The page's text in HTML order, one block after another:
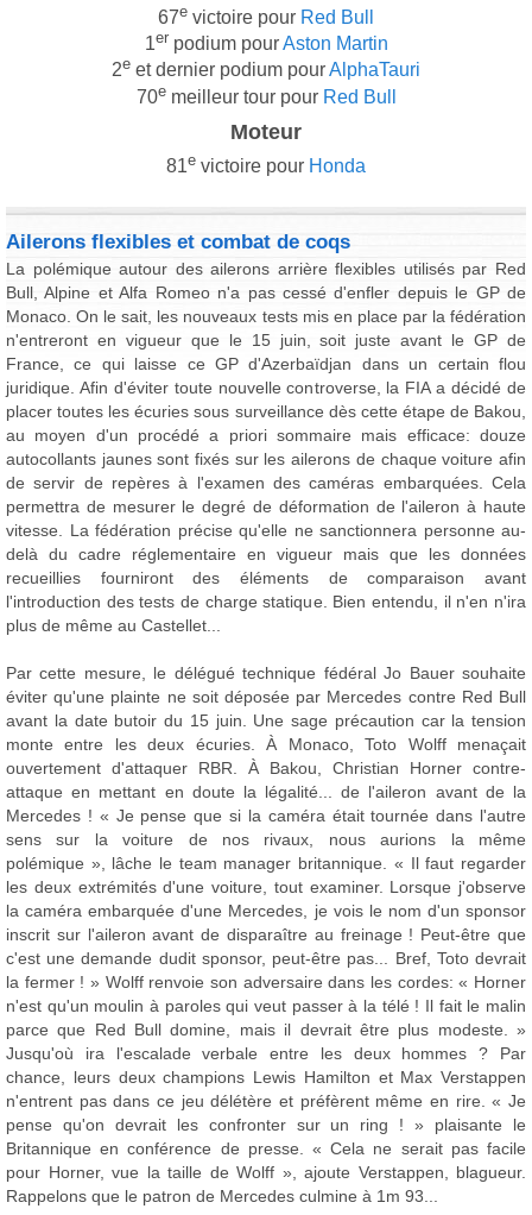
67e victoire pour Red Bull
1er podium pourAston Martin
2e et dernier podium pourAlphaTauri
70emeilleur tour pour Red Bull
Moteur
81e victoire pour Honda
Ailerons flexibles et combat de coqs
La polémique autour des ailerons arrière flexibles utilisés par Red
Bull, Alpine et Alfa Romeo n'a pas cessé d'enfler depuis le GP de
Monaco. On le sait, les nouveaux tests mis en place par la fédération
n'entreront en vigueur que le 15 juin, soit juste avant le GP de
France, ce qui laisse ce GP d'Azerbaïdjan dans un certain flou
juridique. Afin d'éviter toute nouvelle controverse, la FIA a décidé de
placer toutes les écuries sous surveillance dès cette étape de Bakou,
au moyen d'un procédé a priori sommaire mais efficace: douze
autocollants jaunes sont fixés sur les ailerons de chaque voiture afin
de servir de repères à l'examen des caméras embarquées. Cela
permettra de mesurer le degré de déformation de l'aileron à haute
vitesse. La fédération précise qu'elle ne sanctionnera personne au-
delà du cadre réglementaire en vigueur mais que les données
recueillies fourniront des éléments de comparaison avant
l'introduction des tests de charge statique. Bien entendu, il n'en n'ira
plus de même au Castellet...
Par cette mesure, le délégué technique fédéral Jo Bauer souhaite
éviter qu'une plainte ne soit déposée par Mercedes contre Red Bull
avant la date butoir du 15 juin. Une sage précaution car la tension
monte entre les deux écuries. À Monaco, Toto Wolff menaçait
ouvertement d'attaquer RBR. À Bakou, Christian Horner contre-
attaque en mettant en doute la légalité... de l'aileron avant de la
Mercedes ! « Je pense que si la caméra était tournée dans l'autre
sens sur la voiture de nos rivaux, nous aurions la même
polémique », lâche le team manager britannique. « Il faut regarder
les deux extrémités d'une voiture, tout examiner. Lorsque j'observe
la caméra embarquée d'une Mercedes, je vois le nom d'un sponsor
inscrit sur l'aileron avant de disparaître au freinage ! Peut-être que
c'est une demande dudit sponsor, peut-être pas... Bref, Toto devrait
la fermer ! » Wolff renvoie son adversaire dans les cordes: « Horner
n'est qu'un moulin à paroles qui veut passer à la télé ! Il fait le malin
parce que Red Bull domine, mais il devrait être plus modeste. »
Jusqu'où ira l'escalade verbale entre les deux hommes ? Par
chance, leurs deux champions Lewis Hamilton et Max Verstappen
n'entrent pas dans ce jeu délétère et préfèrent même en rire. « Je
pense qu'on devrait les confronter sur un ring ! » plaisante le
Britannique en conférence de presse. « Cela ne serait pas facile
pour Horner, vue la taille de Wolff », ajoute Verstappen, blagueur.
Rappelons que le patron de Mercedes culmine à 1m 93...